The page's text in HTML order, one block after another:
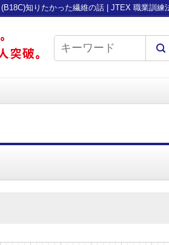
(B18C)知りたかった繊維の話 | JTEX 職業訓練